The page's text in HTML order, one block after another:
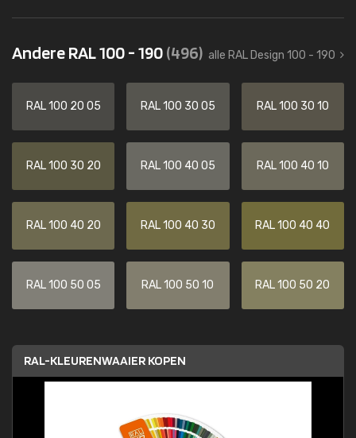
Andere RAL 100 - 190(496) alle RAL Design 100 - 190
RAL 100 20 05 RAL 100 30 05 RAL 100 30 10
RAL 100 30 20 RAL 100 40 05 RAL 100 40 10
RAL 100 40 20 RAL 100 40 30 RAL 100 40 40
RAL 100 50 05 RAL 100 50 10 RAL 100 50 20
RAL-KLEURENWAAIER KOPEN